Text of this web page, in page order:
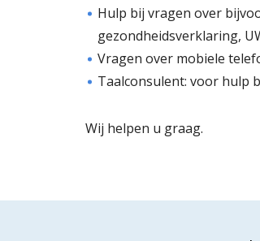
Hulp bij vragen over
gezondheidsverklaring,
Vragen over mobiele
Taalconsulent: voor hulp
Wij helpen u graag.